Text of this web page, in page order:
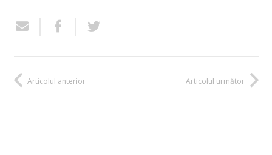
Articolul anterior Articolul următor